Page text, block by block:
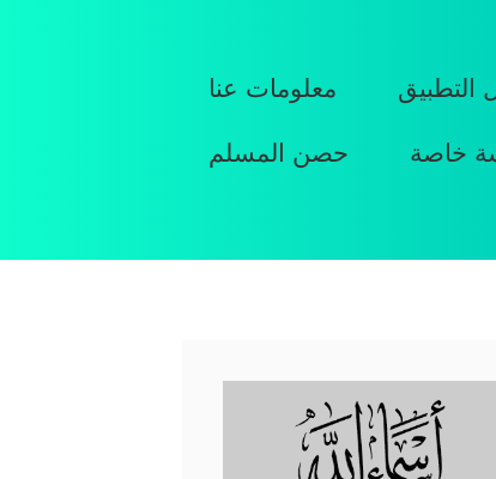
التطبيق معلومات عنا
خاصة حصن المسلم